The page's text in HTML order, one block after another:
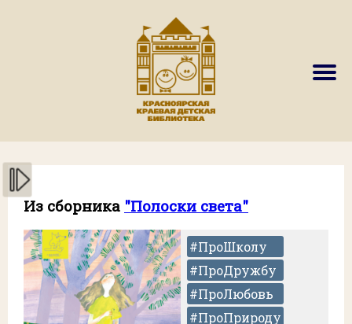
Из сборника "Полоски света"
#ПроШколу
#ПроДружбу
#ПроЛюбовь
#ПроПрироду